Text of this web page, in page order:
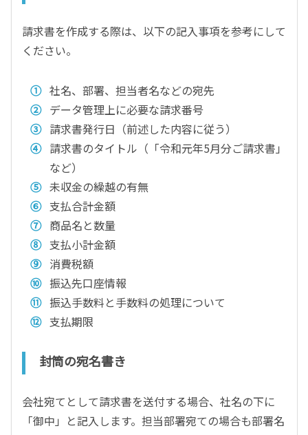
請求書を作成する際は、以下の記入事項を参考にして
ください。
社名、部署、担当者名などの宛先
データ管理上に必要な請求番号
請求書発行日（前述した内容に従う）
請求書のタイトル（「令和元年5月分ご請求書」
など）
未収金の繰越の有無
支払合計金額
商品名と数量
支払小計金額
消費税額
振込先口座情報
振込手数料と手数料の処理について
支払期限
封筒の宛名書き
会社宛てとして請求書を送付する場合、社名の下に
「御中」と記入します。担当部署宛ての場合も部署名